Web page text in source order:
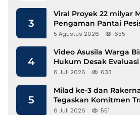
3
Viral Proyek 22 milyar
Pengaman Pantai
Gunakan Besi Banci
5 Agustus 2026 655
4
Video Asusila Warga
Hukum Desak
Raja
6 Juli 2026 633
5
Milad ke-3 dan
Tegaskan Komitmen
Advokat Profesional di
6 Juli 2026 551